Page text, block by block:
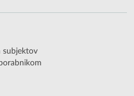
subjektov